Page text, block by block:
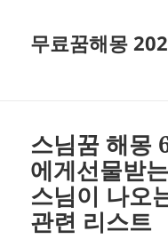
무료꿈해몽
스님꿈 해몽
에게선물받
스님이 나오
관련 리스트